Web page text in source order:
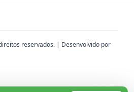
reservados. | Desenvolvido por